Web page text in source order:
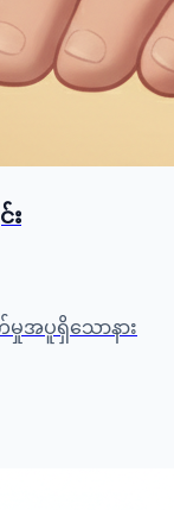
း
အပူရှိသောနား